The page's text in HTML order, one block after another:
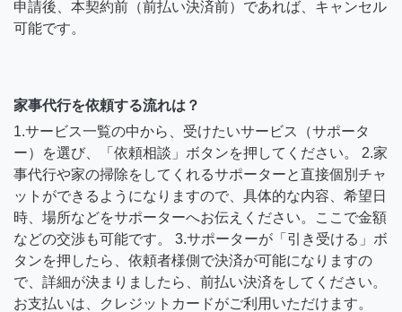
申請後、本契約前（前払い決済前）であれば、キャンセル
可能です。
家事代行を依頼する流れは？
1.サービス一覧の中から、受けたいサービス（サポータ
ー）を選び、「依頼相談」ボタンを押してください。 2.家
事代行や家の掃除をしてくれるサポーターと直接個別チャ
ットができるようになりますので、具体的な内容、希望日
時、場所などをサポーターへお伝えください。ここで金額
などの交渉も可能です。 3.サポーターが「引き受ける」ボ
タンを押したら、依頼者様側で決済が可能になりますの
で、詳細が決まりましたら、前払い決済をしてください。
お支払いは、クレジットカードがご利用いただけます。